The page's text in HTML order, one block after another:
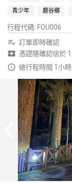
青少年 鹿谷鄉
行程代碼: FOU006
訂單即時確認
憑證隨確認信於
總行程時間 1小